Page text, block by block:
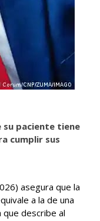
su paciente tiene
cumplir sus
asegura que la
a la de una
que describe al